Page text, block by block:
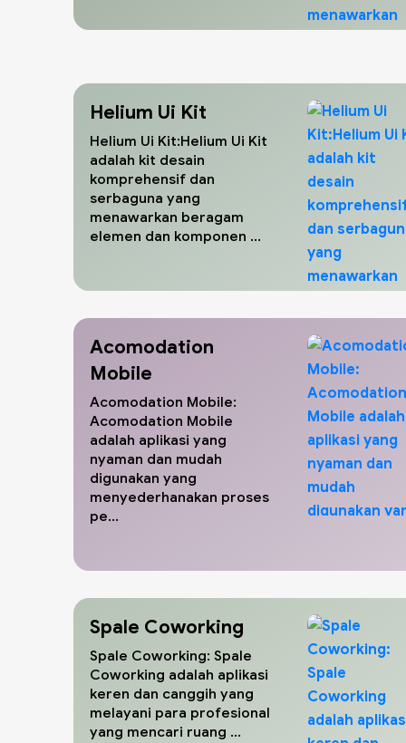
Helium Ui Kit
Helium Ui Kit:Helium Ui Kit
adalah kit desain
komprehensif dan
serbaguna yang
menawarkan beragam
elemen dan komponen ...
Acomodation
Mobile
Acomodation Mobile:
Acomodation Mobile
adalah aplikasi yang
nyaman dan mudah
digunakan yang
menyederhanakan proses
pe...
Spale Coworking
Spale Coworking: Spale
Coworking adalah aplikasi
keren dan canggih yang
melayani para profesional
yang mencari ruang ...